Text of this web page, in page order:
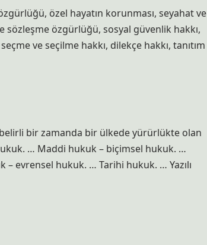
özel hayatın korunması, seyahat ve
sözleşme özgürlüğü, sosyal güvenlik hakkı,
ve seçilme hakkı, dilekçe hakkı, tanıtım
bir zamanda bir ülkede yürürlükte olan
… Maddi hukuk – biçimsel hukuk. …
evrensel hukuk. … Tarihi hukuk. … Yazılı